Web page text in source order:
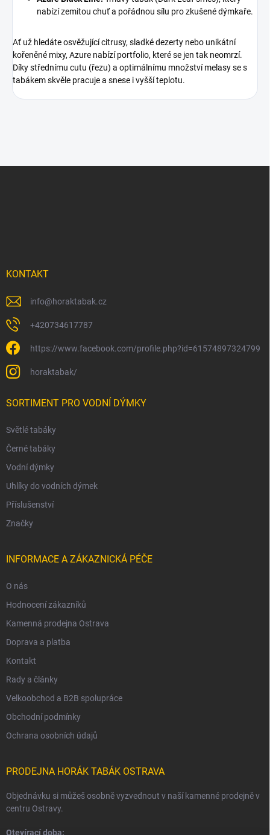
nabízí zemitou chuť a pořádnou sílu pro zkušené dýmkaře.
Ať už hledáte osvěžující citrusy, sladké dezerty nebo unikátní
kořeněné mixy, Azure nabízí portfolio, které se jen tak neomrzí.
Díky střednímu cutu (řezu) a optimálnímu množství melasy se s
tabákem skvěle pracuje a snese i vyšší teplotu.
KONTAKT
info@horaktabak.cz
+420734617787
https://www.facebook.com/profile.php?id=61574897324799
horaktabak/
SORTIMENT PRO VODNÍ DÝMKY
Světlé tabáky
Černé tabáky
Vodní dýmky
Uhlíky do vodních dýmek
Příslušenství
Značky
INFORMACE A ZÁKAZNICKÁ PÉČE
O nás
Hodnocení zákazníků
Kamenná prodejna Ostrava
Doprava a platba
Kontakt
Rady a články
Velkoobchod a B2B spolupráce
Obchodní podmínky
Ochrana osobních údajů
PRODEJNA HORÁK TABÁK OSTRAVA
Objednávku si můžeš osobně vyzvednout v naší kamenné prodejně v
centru Ostravy.
Otevírací doba: